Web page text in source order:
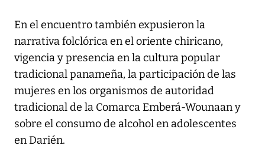
En el encuentro también expusieron la
narrativa folclórica en el oriente chiricano,
vigencia y presencia en la cultura popular
tradicional panameña, la participación de las
mujeres en los organismos de autoridad
tradicional de la Comarca Emberá-Wounaan y
sobre el consumo de alcohol en adolescentes
en Darién.